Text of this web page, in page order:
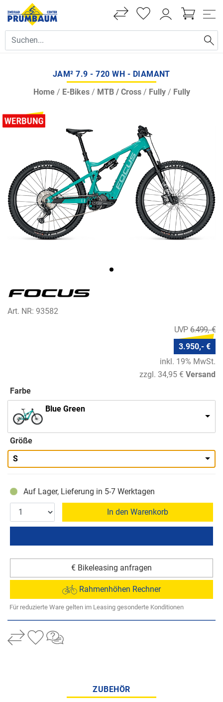
JAM² 7.9 - 720 WH - DIAMANT
Home/ E-Bikes/ MTB / Cross/ Fully/ Fully
Art. NR: 93582
6.499,- €
3.950,- €
inkl. 19% MwSt.
zzgl. 34,95 € Versand
Farbe
Blue Green
Größe
S
Auf Lager, Lieferung in 5-7 Werktagen
In den Warenkorb
€ Bikeleasing anfragen
Rahmenhöhen Rechner
Für reduzierte Ware gelten im Leasing gesonderte Konditionen
ZUBEHÖR